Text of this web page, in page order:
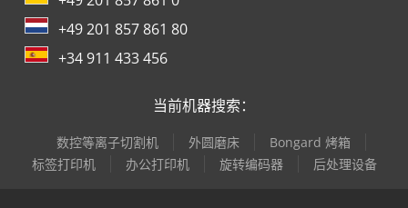
+49 201 857 861 80
+34 911 433 456
当前机器搜索：
数控等离子切割机 外圆磨床
Bongard 烤箱
标签打印机
办公打印机 旋转编码器 后处理设备